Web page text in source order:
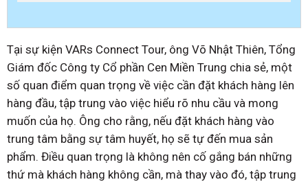
Tại sự kiện VARs Connect Tour, ông Võ Nhật Thiên, Tổng
Giám đốc Công ty Cổ phần Cen Miền Trung chia sẻ, một
số quan điểm quan trọng về việc cần đặt khách hàng lên
hàng đầu, tập trung vào việc hiểu rõ nhu cầu và mong
muốn của họ. Ông cho rằng, nếu đặt khách hàng vào
trung tâm bằng sự tâm huyết, họ sẽ tự đến mua sản
phẩm. Điều quan trọng là không nên cố gắng bán những
thứ mà khách hàng không cần, mà thay vào đó, tập trung